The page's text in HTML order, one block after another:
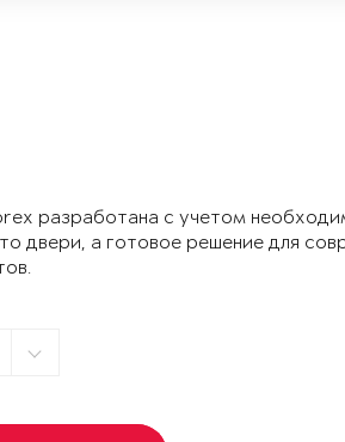
разработана с учетом
двери, а готовое решение для